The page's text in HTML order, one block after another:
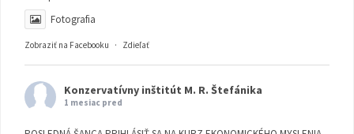
Fotografia
Zobraziť na Facebooku · Zdieľať
Konzervatívny inštitút M. R. Štefánika
1 mesiac pred